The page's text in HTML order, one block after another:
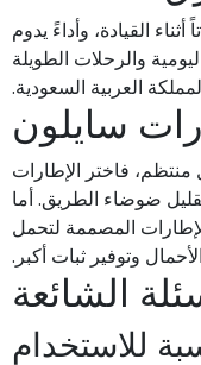
القيادة، وأداءً يدوم
والرحلات الطويلة
العربية السعودية.
سايلون
فاختر الإطارات
ضوضاء الطريق. أما
المصممة لتحمل
الأحمال وتوفير ثبات أكبر.
الشائعة
للاستخدام